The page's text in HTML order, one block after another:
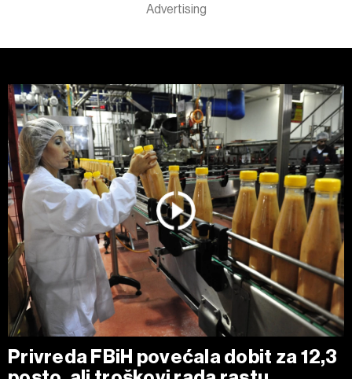
Privreda FBiH povećala dobit za 12,3